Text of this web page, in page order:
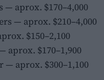
aprox. $170–4,000
— aprox. $210–4,000
$150–2,100
$170–1,900
— aprox. $300–1,100